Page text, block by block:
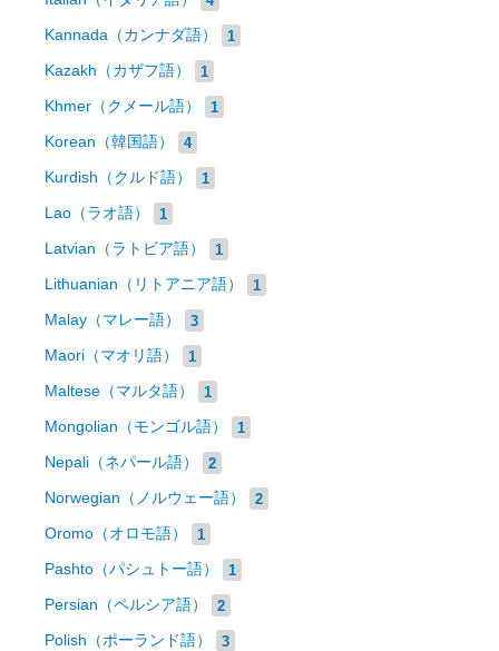
Kannada（カンナダ語） 1
Kazakh（カザフ語） 1
Khmer（クメール語） 1
Korean（韓国語） 4
Kurdish（クルド語） 1
Lao（ラオ語） 1
Latvian（ラトビア語） 1
Lithuanian（リトアニア語） 1
Malay（マレー語） 3
Maori（マオリ語） 1
Maltese（マルタ語） 1
Mongolian（モンゴル語） 1
Nepali（ネパール語） 2
Norwegian（ノルウェー語） 2
Oromo（オロモ語） 1
Pashto（パシュトー語） 1
Persian（ペルシア語） 2
Polish（ポーランド語） 3